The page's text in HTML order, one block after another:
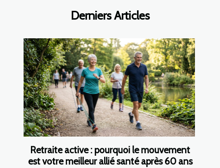
Derniers Articles
Retraite active : pourquoi le mouvement
est votre meilleur allié santé après 60 ans